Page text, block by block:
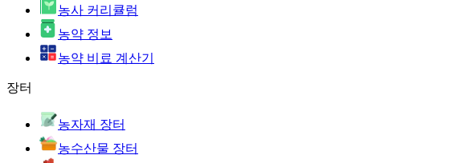
농사 커리큘럼
농약 정보
농약 비료 계산기
장터
농자재 장터
농수산물 장터